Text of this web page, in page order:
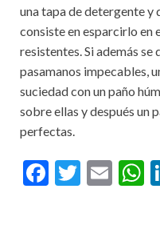
una tapa de detergente y
consiste en esparcirlo en
resistentes. Si además se
pasamanos impecables,
suciedad con un paño
sobre ellas y después un
perfectas.
F
T
E